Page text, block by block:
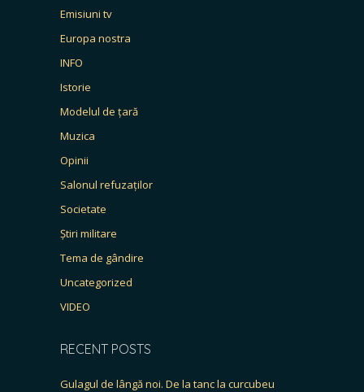
Emisiuni tv
Europa nostra
INFO
Istorie
Modelul de țară
Muzica
Opinii
Salonul refuzaților
Societate
Știri militare
Tema de gândire
Uncategorized
VIDEO
RECENT POSTS
Gulagul de lângă noi. De la tanc la curcubeu